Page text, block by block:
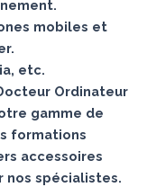
mobiles et
etc.
Ordinateur
gamme de
formations
accessoires
nos spécialistes.